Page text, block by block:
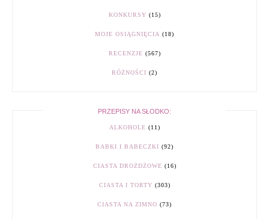
KONKURSY (15)
MOJE OSIĄGNIĘCIA (18)
RECENZJE (567)
RÓŻNOŚCI (2)
PRZEPISY NA SŁODKO:
ALKOHOLE (11)
BABKI I BABECZKI (92)
CIASTA DROŻDŻOWE (16)
CIASTA I TORTY (303)
CIASTA NA ZIMNO (73)